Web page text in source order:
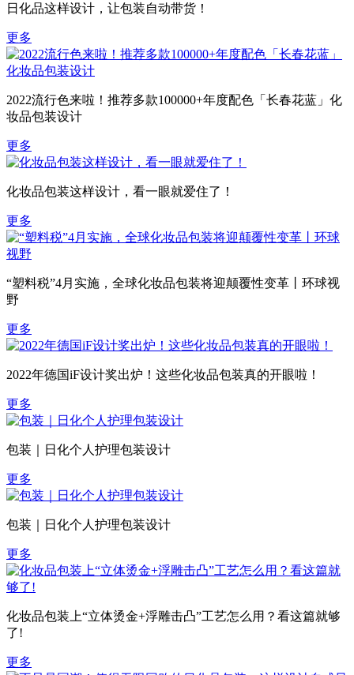
日化品这样设计，让包装自动带货！
更多
2022流行色来啦！推荐多款100000+年度配色「长春花蓝」化
妆品包装设计
更多
化妆品包装这样设计，看一眼就爱住了！
更多
“塑料税”4月实施，全球化妆品包装将迎颠覆性变革丨环球视
野
更多
2022年德国iF设计奖出炉！这些化妆品包装真的开眼啦！
更多
包装｜日化个人护理包装设计
更多
包装｜日化个人护理包装设计
更多
化妆品包装上“立体烫金+浮雕击凸”工艺怎么用？看这篇就够
了!
更多